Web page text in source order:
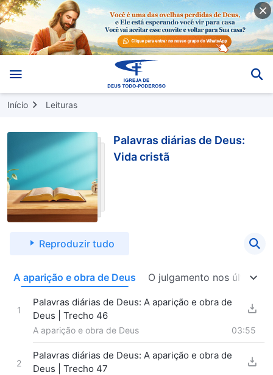
Início Leituras
Palavras diárias de Deus:
Vida cristã
Reproduzir tudo
A aparição e obra de Deus O julgamento nos últimos
1
Palavras diárias de Deus: A aparição e obra de
Deus | Trecho 46
A aparição e obra de Deus 03:55
2
Palavras diárias de Deus: A aparição e obra de
Deus | Trecho 47